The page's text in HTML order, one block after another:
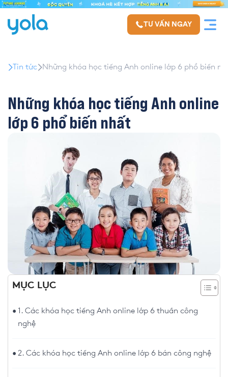
TƯ VẤN NGAY
Tin tức Những khóa học tiếng Anh online lớp 6 phổ biến
Những khóa học tiếng Anh online
lớp 6 phổ biến nhất
MỤC LỤC
1. Các khóa học tiếng Anh online lớp 6 thuần công
nghệ
2. Các khóa học tiếng Anh online lớp 6 bán công nghệ